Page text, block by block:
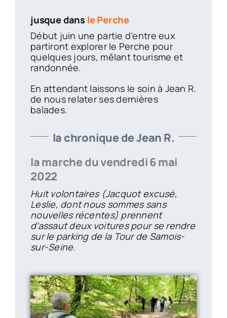
jusque dans le Perche
Début juin une partie d’entre eux
partiront explorer le Perche pour
quelques jours, mêlant tourisme et
randonnée.
En attendant laissons le soin à Jean R.
de nous relater ses dernières
balades.
la chronique de Jean R.
la marche du vendredi 6 mai
2022
Huit volontaires (Jacquot excusé,
Leslie, dont nous sommes sans
nouvelles récentes) prennent
d’assaut deux voitures pour se rendre
sur le parking de la Tour de Samois-
sur-Seine.